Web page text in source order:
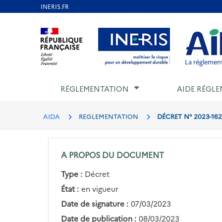
Aller au contenu Aller au menu Aller au
La
RÉGLEMENTATION AIDE
AIDA REGLEMENTATION DÉCRET N° 2023-
A PROPOS DU DOCUMENT
Type : Décret
État : en vigueur
Date de signature : 07/03/2023
Date de publication : 08/03/2023